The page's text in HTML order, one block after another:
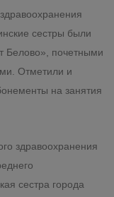
сестры были
Белово», почетными
Отметили и
на занятия
здравоохранения
сестра города